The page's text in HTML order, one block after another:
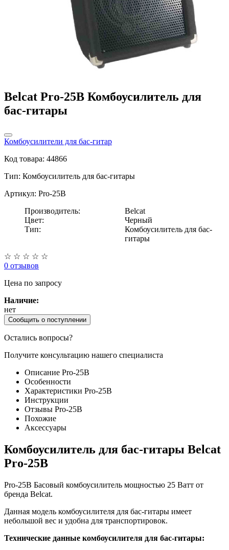
Belcat Pro-25B Комбоусилитель для
бас-гитары
Комбоусилители для бас-гитар
Код товара: 44866
Тип: Комбоусилитель для бас-гитары
Артикул: Pro-25B
Производитель:
Belcat
Цвет:
Черный
Тип:
Комбоусилитель для бас-
гитары
☆ ☆ ☆ ☆ ☆
0 отзывов
Цена по запросу
Наличие:
нет
Сообщить о поступлении
Остались вопросы?
Получите консультацию нашего специалиста
Описание Pro-25B
Особенности
Характеристики Pro-25B
Инструкции
Отзывы Pro-25B
Похожие
Аксессуары
Комбоусилитель для бас-гитары Belcat
Pro-25B
Pro-25B Басовый комбоусилитель мощностью 25 Ватт от
бренда Belcat.
Данная модель комбоусилителя для бас-гитары имеет
небольшой вес и удобна для транспортировок.
Технические данные комбоусилителя для бас-гитары: